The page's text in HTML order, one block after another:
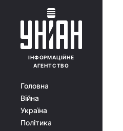
ІНФОРМАЦІЙНЕ
АГЕНТСТВО
Головна
Війна
Україна
Політика